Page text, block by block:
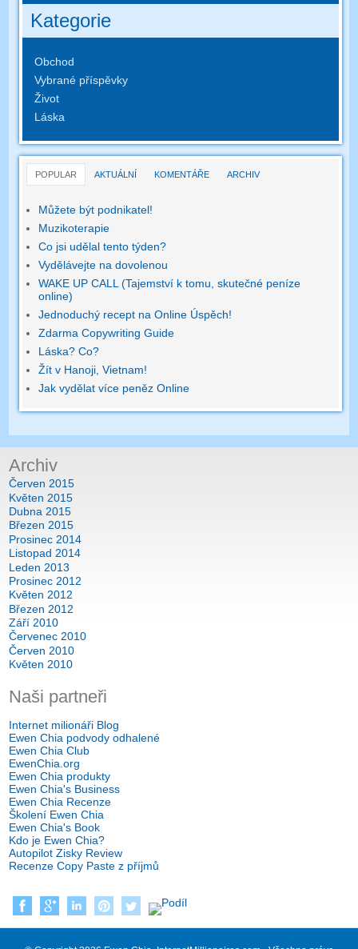
Kategorie
Obchod
Vybrané příspěvky
Život
Láska
POPULAR AKTUÁLNÍ KOMENTÁŘE ARCHIV
Můžete být podnikatel!
Muzikoterapie
Co jsi udělal tento týden?
Vydělávejte na dovolenou
WAKE UP CALL (Tajemství k tomu, skutečné peníze
online)
Jednoduchý recept na Online Úspěch!
Zdarma Copywriting Guide
Láska? Co?
Žít v Hanoji, Vietnam!
Jak vydělat více peněz Online
Archiv
Červen 2015
Květen 2015
Dubna 2015
Březen 2015
Prosinec 2014
Listopad 2014
Leden 2013
Prosinec 2012
Květen 2012
Březen 2012
Září 2010
Červenec 2010
Červen 2010
Květen 2010
Naši partneři
Internet milionáři Blog
Ewen Chia podvody odhalené
Ewen Chia Club
EwenChia.org
Ewen Chia produkty
Ewen Chia's Business
Ewen Chia Recenze
Školení Ewen Chia
Ewen Chia's Book
Kdo je Ewen Chia?
Autopilot Zisky Review
Recenze Copy Paste z příjmů